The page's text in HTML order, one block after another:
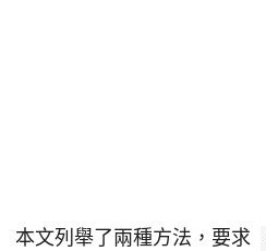
本文列舉了兩種方法，要求